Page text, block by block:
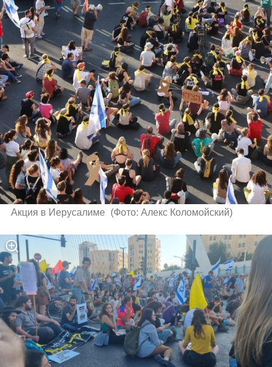
Акция в Иерусалиме (Фото: Алекс Коломойский)